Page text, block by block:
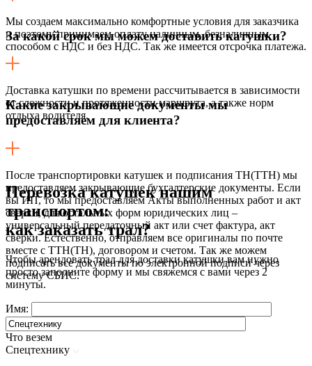
Мы создаем максимально комфортные условия для заказчика
и поэтому принимаем оплату наличным, безналичным
способом с НДС и без НДС. Так же имеется отсрочка платежа.
За какой срок мы можем доставить катушки?
Доставка катушки по времени рассчитывается в зависимости
от сложности и протяженности маршрута, а также норм
отдыха водителя.
Какие закрывающие документы мы
предоставляем для клиента?
После транспортировки катушек и подписания ТН(ТТН) мы
предоставляем закрывающие бухгалтерские документы. Если
вы ИП, то мы предоставляем Акты выполненных работ и акт
сверки, для остальных форм юридических лиц –
универсальный передаточный акт или счет фактура, акт
сверки. Естественно, отправляем все оригиналы по почте
вместе с ТТН(ТН), договором и счетом. Так же можем
подписать все документы по электронной подписи через
систему СБИС.
Перевозка катушек нашим
транспортом:
как заказать трал?
Чтобы арендовать трал для доставки катушки вам нужно
просто заполните форму и мы свяжемся с вами через 2
минуты.
Имя:
Что везем
Спецтехнику